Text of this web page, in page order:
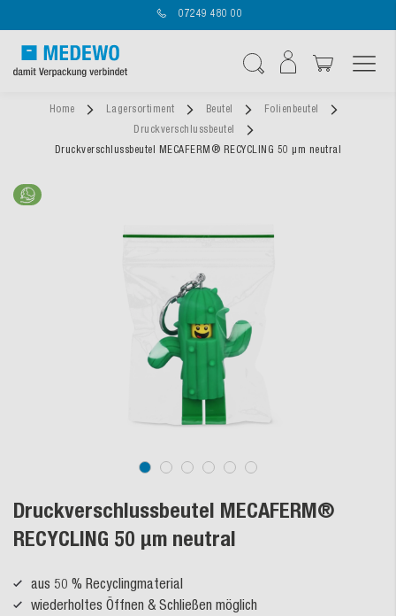
07249 480 00
Home Lagersortiment Beutel
Folienbeutel
Druckverschlussbeutel
Druckverschlussbeutel MECAFERM® RECYCLING 50 µm neutral
Druckverschlussbeutel MECAFERM®
RECYCLING 50 µm neutral
aus 50 % Recyclingmaterial
wiederholtes Öffnen & Schließen möglich